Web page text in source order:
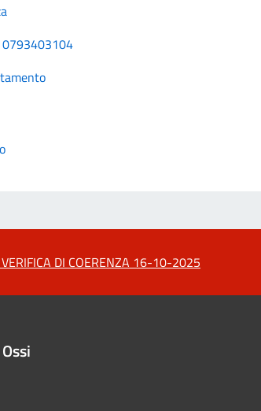
0793403104
VERIFICA DI COERENZA 16-10-2025